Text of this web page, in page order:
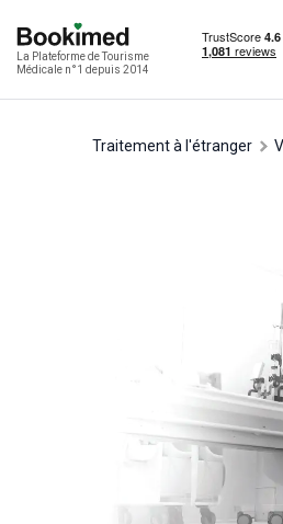
La Plateforme de Tourisme
Médicale n°1 depuis 2014
Traitement à l'étranger